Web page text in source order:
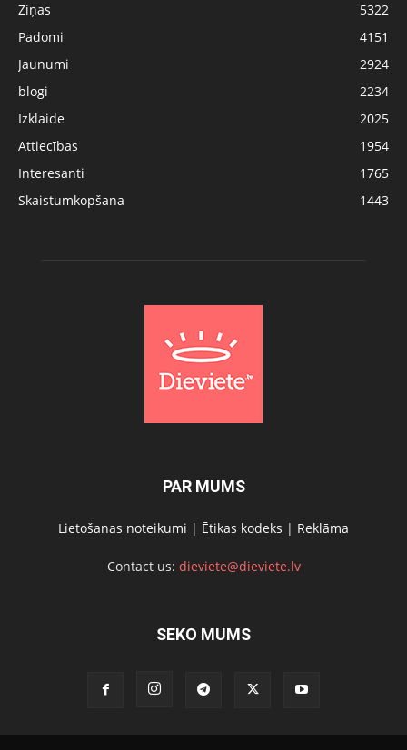
Ziņas
5322
Padomi
4151
Jaunumi
2924
blogi
2234
Izklaide
2025
Attiecības
1954
Interesanti
1765
Skaistumkopšana
1443
PAR MUMS
Lietošanas noteikumi | Ētikas kodeks | Reklāma
Contact us: dieviete@dieviete.lv
SEKO MUMS